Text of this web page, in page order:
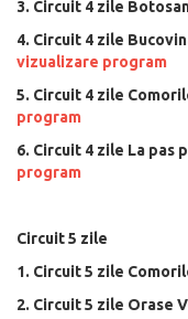
3. Circuit 4 zile
4. Circuit 4 zile
vizualizare program
5. Circuit 4 zile
program
6. Circuit 4 zile La pas
program
Circuit 5 zile
1. Circuit 5 zile
2. Circuit 5 zile Orase